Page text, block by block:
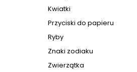
Kwiatki
Przyciski do papieru
Ryby
Znaki zodiaku
Zwierzątka